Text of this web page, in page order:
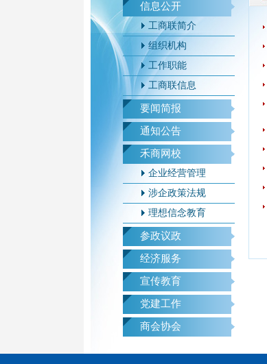
信息公开
工商联简介
组织机构
工作职能
工商联信息
要闻简报
通知公告
禾商网校
企业经营管理
涉企政策法规
理想信念教育
参政议政
经济服务
宣传教育
党建工作
商会协会